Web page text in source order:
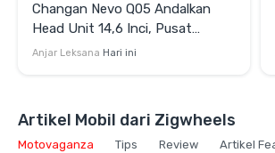
Changan Nevo Q05 Andalkan
Head Unit 14,6 Inci, Pusat
Kendali Aneka Fungsi
Anjar Leksana Hari ini
Artikel Mobil dari Zigwheels
Motovaganza Tips Review Artikel